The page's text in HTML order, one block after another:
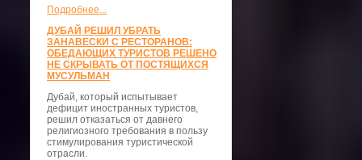
Подробнее...
ДУБАЙ РЕШИЛ УБРАТЬ
ЗАНАВЕСКИ С РЕСТОРАНОВ:
ОБЕДАЮЩИХ ТУРИСТОВ РЕШЕНО
НЕ СКРЫВАТЬ ОТ ПОСТЯЩИХСЯ
МУСУЛЬМАН
Дубай, который испытывает
дефицит иностранных туристов,
решил отказаться от давнего
религиозного требования в пользу
стимулирования туристической
отрасли.